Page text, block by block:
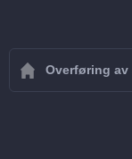
Overføring